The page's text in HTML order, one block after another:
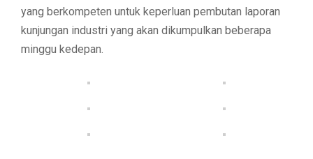
yang berkompeten untuk keperluan pembutan laporan
kunjungan industri yang akan dikumpulkan beberapa
minggu kedepan.